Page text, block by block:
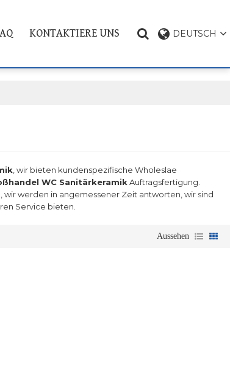
KONTAKTIERE UNS
DEUTSCH
, wir bieten kundenspezifische Wholeslae
WC Sanitärkeramik Auftragsfertigung.
wir werden in angemessener Zeit antworten, wir sind
Service bieten.
Aussehen